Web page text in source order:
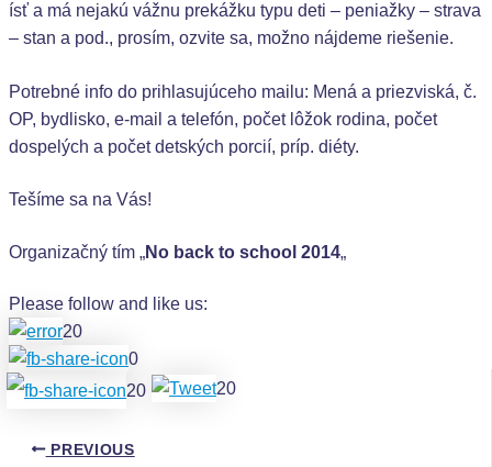
ísť a má nejakú vážnu prekážku typu deti – peniažky – strava
– stan a pod., prosím, ozvite sa, možno nájdeme riešenie.
Potrebné info do prihlasujúceho mailu: Mená a priezviská, č.
OP, bydlisko, e-mail a telefón, počet lôžok rodina, počet
dospelých a počet detských porcií, príp. diéty.
Tešíme sa na Vás!
Organizačný tím „No back to school 2014„
Please follow and like us:
20
0
20
20
PREVIOUS